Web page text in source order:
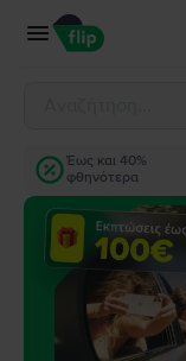
Έως και 40%
φθηνότερα